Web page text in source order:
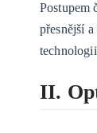
Postupem
přesnější
II.